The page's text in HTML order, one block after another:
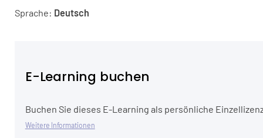
Sprache: Deutsch
E-Learning buchen
Buchen Sie dieses E-Learning als persönliche
Weitere Informationen